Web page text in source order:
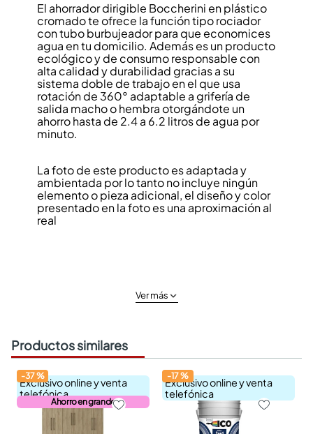
El ahorrador dirigible Boccherini en plástico
cromado te ofrece la función tipo rociador
con tubo burbujeador para que economices
agua en tu domicilio. Además es un producto
ecológico y de consumo responsable con
alta calidad y durabilidad gracias a su
sistema doble de trabajo en el que usa
rotación de 360° adaptable a grifería de
salida macho o hembra otorgándote un
ahorro hasta de 2.4 a 6.2 litros de agua por
minuto.
La foto de este producto es adaptada y
ambientada por lo tanto no incluye ningún
elemento o pieza adicional, el diseño y color
presentado en la foto es una aproximación al
real
Ver más
Productos similares
Exclusivo online y venta
telefónica
Ahorro en grande
-37%
Exclusivo online y venta
telefónica
-17%